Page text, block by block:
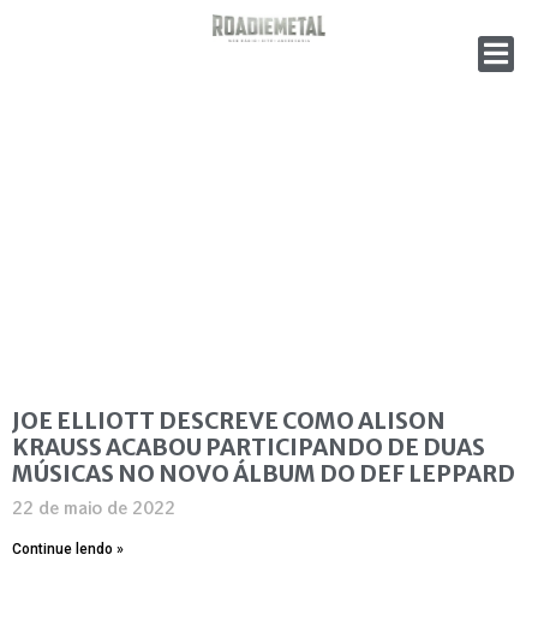
JOE ELLIOTT DESCREVE COMO ALISON
KRAUSS ACABOU PARTICIPANDO DE DUAS
MÚSICAS NO NOVO ÁLBUM DO DEF LEPPARD
22 de maio de 2022
Continue lendo »